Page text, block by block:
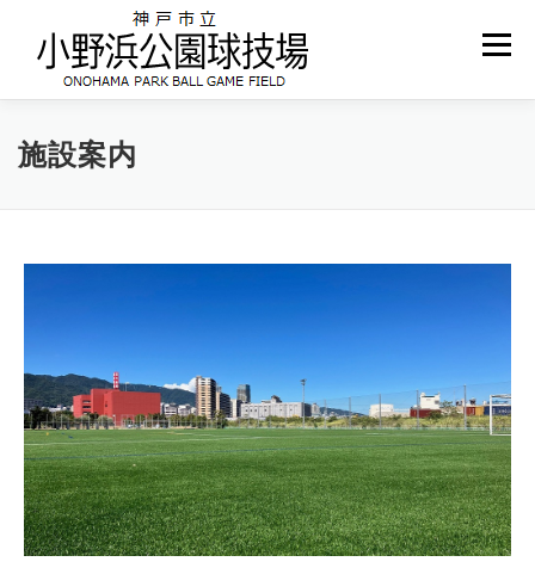
ツ
メニュー
ホーム お知らせ
施設案内